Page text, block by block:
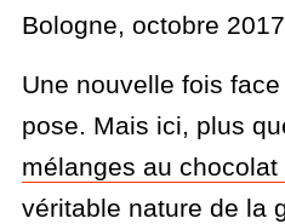
Bologne, octobre
Une nouvelle fois
pose. Mais ici, plus
mélanges au chocolat
véritable nature de la